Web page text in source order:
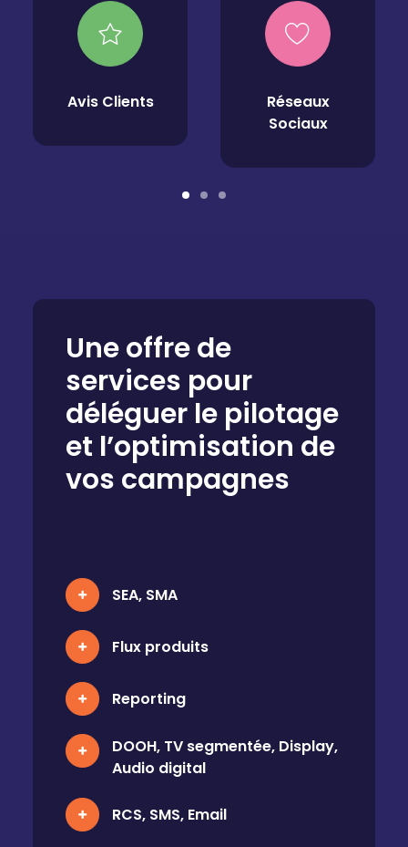
Avis Clients
Réseaux
Sociaux
Une offre de
services pour
déléguer le pilotage
et l’optimisation de
vos campagnes
SEA, SMA
Flux produits
Reporting
DOOH, TV segmentée, Display,
Audio digital
RCS, SMS, Email